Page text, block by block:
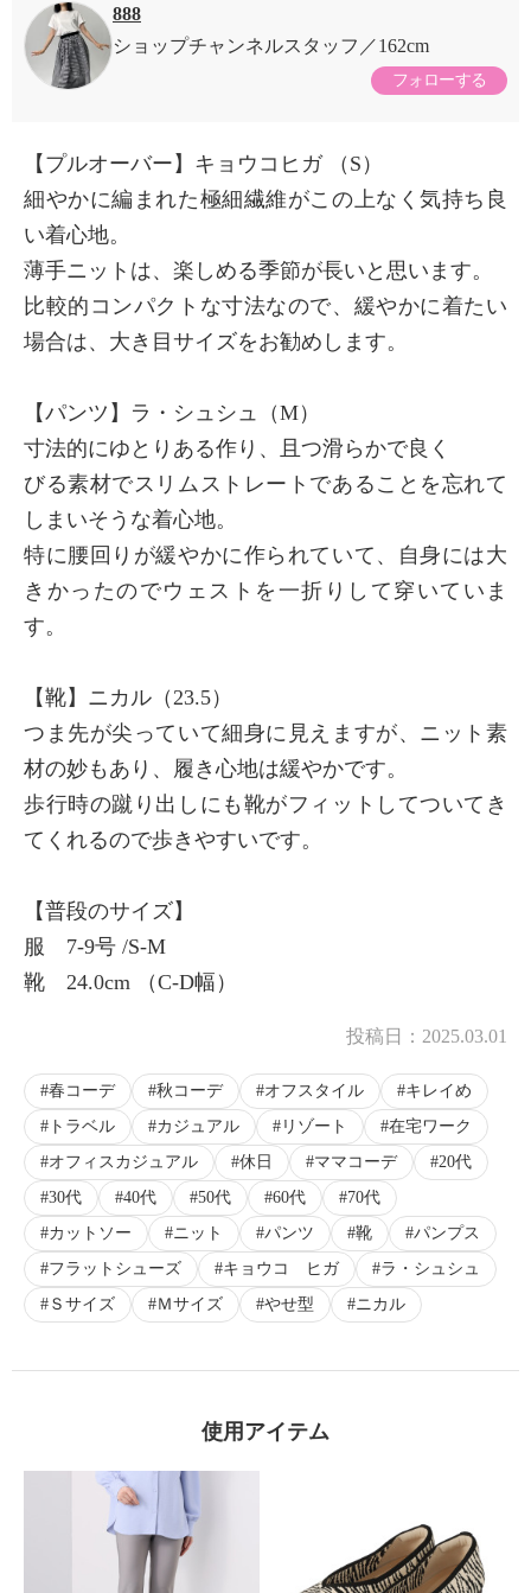
×
888
ショップチャンネルスタッフ
162cm
フォローする
【プルオーバー】キョウコヒガ （S）
細やかに編まれた極細繊維がこの上なく気持ち良
い着心地。
薄手ニットは、楽しめる季節が長いと思います。
比較的コンパクトな寸法なので、緩やかに着たい
場合は、大き目サイズをお勧めします。
【パンツ】ラ・シュシュ（M）
寸法的にゆとりある作り、且つ滑らかで良く
びる素材でスリムストレートであることを忘れて
しまいそうな着心地。
特に腰回りが緩やかに作られていて、自身には大
きかったのでウェストを一折りして穿いていま
す。
【靴】ニカル（23.5）
つま先が尖っていて細身に見えますが、ニット素
材の妙もあり、履き心地は緩やかです。
歩行時の蹴り出しにも靴がフィットしてついてき
てくれるので歩きやすいです。
【普段のサイズ】
服 7-9号 /S-M
靴 24.0cm （C-D幅）
投稿日： 2025.03.01
春コーデ 秋コーデ オフスタイル
キレイめ
トラベル
カジュアル リゾート
在宅ワーク
オフィスカジュアル
休日 ママコーデ
20代
30代
40代 50代 60代
70代
カットソー
ニット パンツ 靴
パンプス
フラットシューズ
キョウコ ヒガ
ラ・シュシュ
Ｓサイズ
Ｍサイズ やせ型 ニカル
使用アイテム